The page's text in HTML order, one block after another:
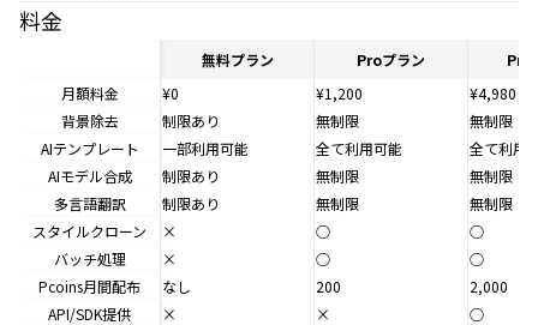
料金
無料プラン Proプラン
月額料金
¥0 ¥1,200
¥4,980
背景除去
制限あり 無制限
無制限
AIテンプレート
一部利用可能 全て利用可能
全て利用
AIモデル合成
制限あり 無制限
無制限
多言語翻訳
制限あり 無制限
無制限
スタイルクローン
× ○
○
バッチ処理
× ○
○
Pcoins月間配布
なし 200
2,000
API/SDK提供
× ×
○